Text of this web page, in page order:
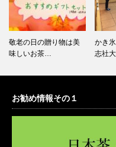
敬老の日の贈り物は美
味しいお茶…
かき
志社
お勧め情報その１